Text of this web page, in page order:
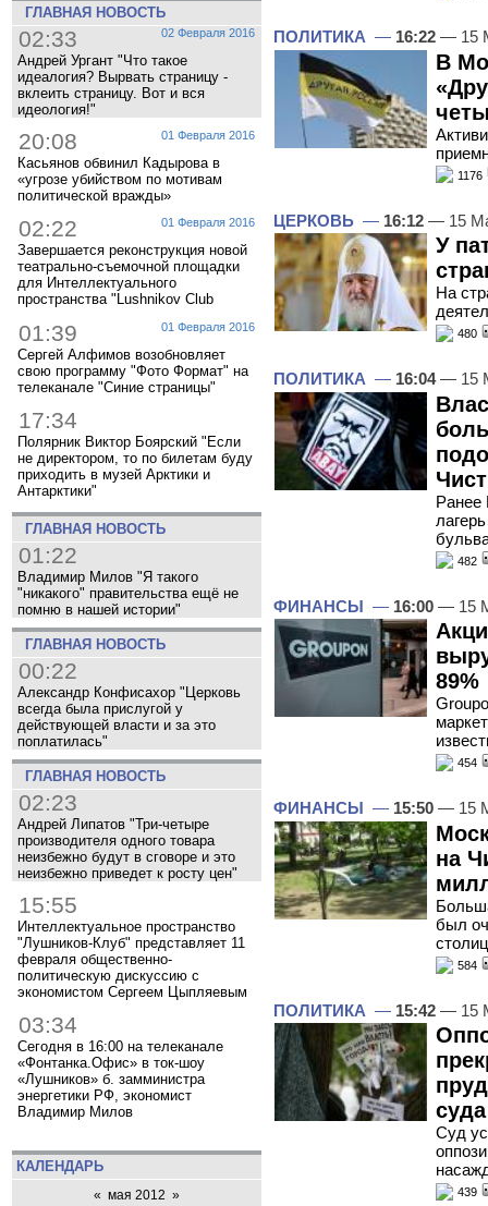
ГЛАВНАЯ НОВОСТЬ
02 Февраля 2016
02:33
Андрей Ургант "Что такое
идеалогия? Вырвать страницу -
вклеить страницу. Вот и вся
идеология!"
01 Февраля 2016
20:08
Касьянов обвинил Кадырова в
«угрозе убийством по мотивам
политической вражды»
01 Февраля 2016
02:22
Завершается реконструкция новой
театрально-съемочной площадки
для Интеллектуального
пространства "Lushnikov Club
01 Февраля 2016
01:39
Сергей Алфимов возобновляет
свою программу "Фото Формат" на
телеканале "Синие страницы"
17:34
Полярник Виктор Боярский "Если
не директором, то по билетам буду
приходить в музей Арктики и
Антарктики"
ГЛАВНАЯ НОВОСТЬ
01:22
Владимир Милов "Я такого
"никакого" правительства ещё не
помню в нашей истории"
ГЛАВНАЯ НОВОСТЬ
00:22
Александр Конфисахор "Церковь
всегда была прислугой у
действующей власти и за это
поплатилась"
ГЛАВНАЯ НОВОСТЬ
02:23
Андрей Липатов "Три-четыре
производителя одного товара
неизбежно будут в сговоре и это
неизбежно приведет к росту цен"
15:55
Интеллектуальное пространство
"Лушников-Клуб" представляет 11
февраля общественно-
политическую дискуссию с
экономистом Сергеем Цыпляевым
03:34
Сегодня в 16:00 на телеканале
«Фонтанка.Офис» в ток-шоу
«Лушников» б. замминистра
энергетики РФ, экономист
Владимир Милов
КАЛЕНДАРЬ
« мая 2012 »
ПОЛИТИКА — 16:22 — 15
В
1176
ЦЕРКОВЬ — 16:12 — 15
У
На
480
ПОЛИТИКА — 16:04— 15
Ранее
482
ФИНАНСЫ — 16:00 — 15
89%
454
ФИНАНСЫ — 15:50 — 15
на
был
584
ПОЛИТИКА — 15:42 — 15
суда
Суд
439